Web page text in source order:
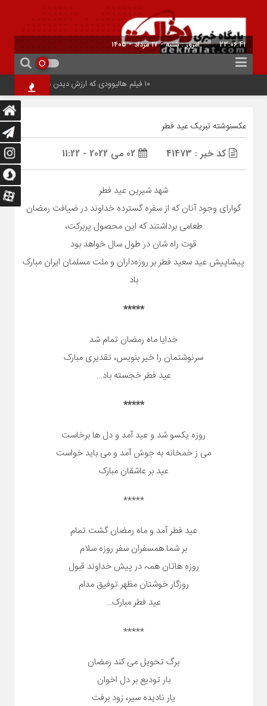
23:06:42 برابر با : 24 - صفر - 1448
عکسنوشته تبریک عید فطر
کد خبر : 41473
شهد شیرین عید فطر
گوارای وجود آنان که از سفره گسترده خداوند در ضیافت رمضان
طعامی برداشتند که این محصول پربرکت،
قوت راه‌ شان در طول سال خواهد بود
پیشاپیش عید سعید فطر بر روزه‌داران و ملت مسلمان ایران مبارک
باد
*****
خدایا ماه رمضان تمام شد
سرنوشتمان را خیر بنویس، تقدیری مبارک
عید فطر خجسته باد…
*****
روزه یکسو شد و عید آمد و دل ها برخاست
می ز خمخانه به جوش آمد و می باید خواست
عید بر عاشقان مبارک
*****
عید فطر آمد و ماه رمضان گشت تمام
بر شما همسفران سفر روزه سلام
روزه هاتان همہ در پیش خداوند قبول
روزگار خوشتان مظهر توفیق مدام
عید فطر مبارک…
*****
برگ تحویل می کند رمضان
بار تودیع بر دل اخوان
یار نادیده سیر، زود برفت